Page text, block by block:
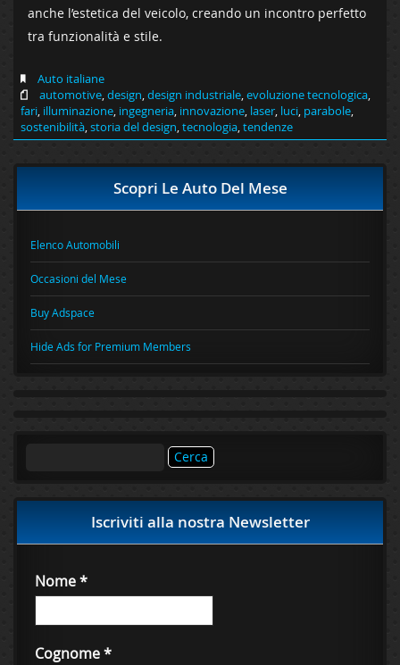
anche l’estetica del veicolo, creando un incontro perfetto
tra funzionalità e stile.
Auto italiane
automotive,design,design industriale,evoluzione tecnologica,
fari, illuminazione, ingegneria, innovazione, laser, luci, parabole,
sostenibilità,storia del design,tecnologia,tendenze
Scopri Le Auto Del Mese
Elenco Automobili
Occasioni del Mese
Buy Adspace
Hide Ads for Premium Members
Iscriviti alla nostra Newsletter
Nome*
Cognome*